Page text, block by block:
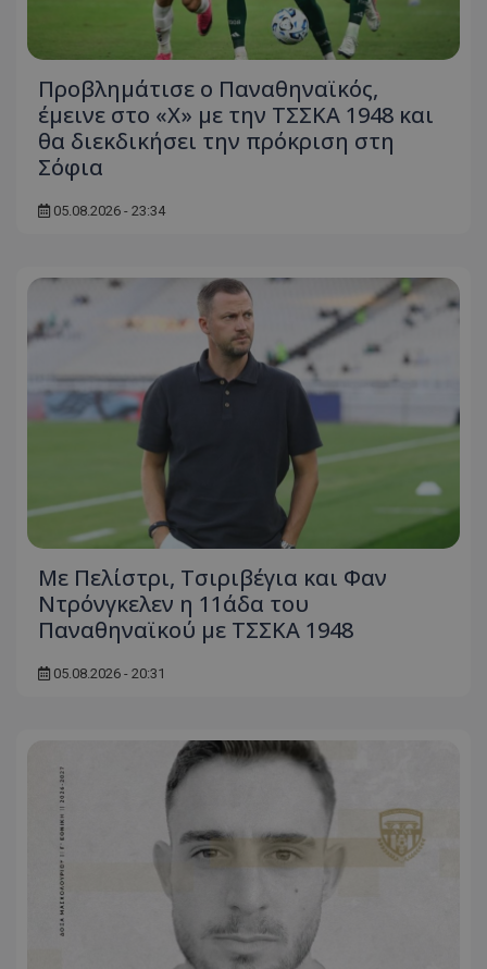
Προβλημάτισε ο Παναθηναϊκός,
έμεινε στο «Χ» με την ΤΣΣΚΑ 1948 και
θα διεκδικήσει την πρόκριση στη
Σόφια
05.08.2026 - 23:34
Με Πελίστρι, Τσιριβέγια και Φαν
Ντρόνγκελεν η 11άδα του
Παναθηναϊκού με ΤΣΣΚΑ 1948
05.08.2026 - 20:31